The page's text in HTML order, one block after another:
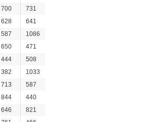
700
731
628
641
587
1086
650
471
444
508
382
1033
713
587
844
440
646
821